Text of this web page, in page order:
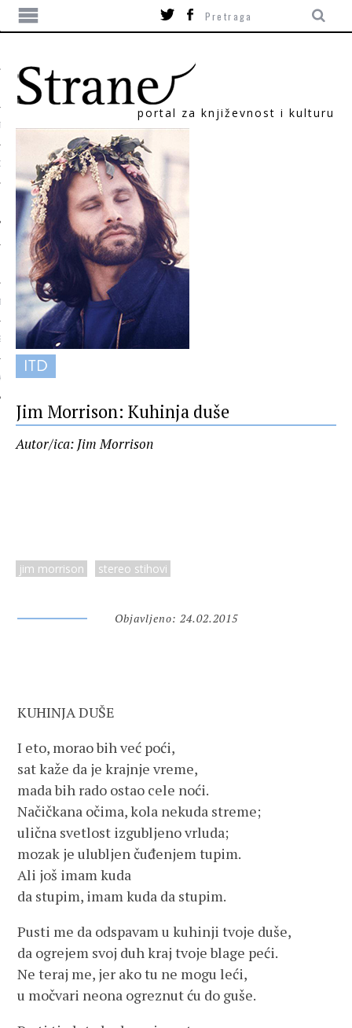
portal za književnost i kulturu
ITD
Jim Morrison: Kuhinja duše
Autor/ica: Jim Morrison
jim morrison stereo stihovi
Objavljeno: 24.02.2015
KUHINJA DUŠE
I eto, morao bih već poći,
sat kaže da je krajnje vreme,
mada bih rado ostao cele noći.
Načičkana očima, kola nekuda streme;
ulična svetlost izgubljeno vrluda;
mozak je ulubljen čuđenjem tupim.
Ali još imam kuda
da stupim, imam kuda da stupim.
Pusti me da odspavam u kuhinji tvoje duše,
da ogrejem svoj duh kraj tvoje blage peći.
Ne teraj me, jer ako tu ne mogu leći,
u močvari neona ogreznut ću do guše.